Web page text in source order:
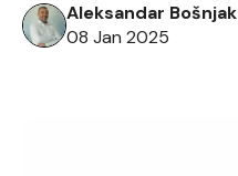
Aleksandar Bošnjak
08 Jan 2025